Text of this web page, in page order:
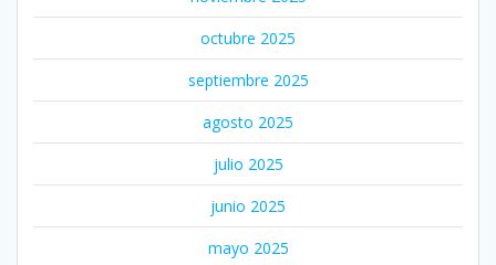
octubre 2025
septiembre 2025
agosto 2025
julio 2025
junio 2025
mayo 2025